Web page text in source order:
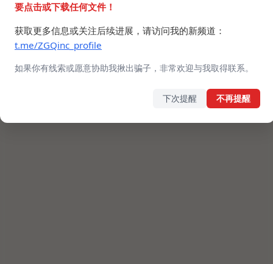
要点击或下载任何文件！
获取更多信息或关注后续进展，请访问我的新频道：
t.me/ZGQinc_profile
如果你有线索或愿意协助我揪出骗子，非常欢迎与我取得联系。
下次提醒 不再提醒